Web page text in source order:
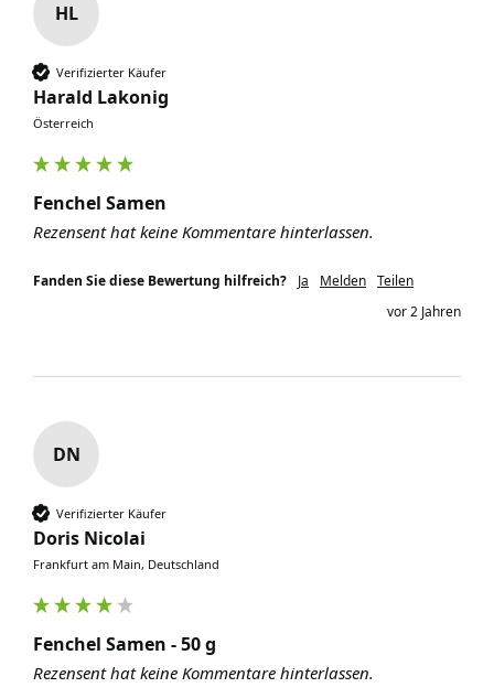
HL
Verifizierter Käufer
Harald Lakonig
Österreich
Fenchel Samen
Rezensent hat keine Kommentare hinterlassen.
Fanden Sie diese Bewertung hilfreich? Ja Melden Teilen
vor 2 Jahren
DN
Verifizierter Käufer
Doris Nicolai
Frankfurt am Main, Deutschland
Fenchel Samen - 50 g
Rezensent hat keine Kommentare hinterlassen.